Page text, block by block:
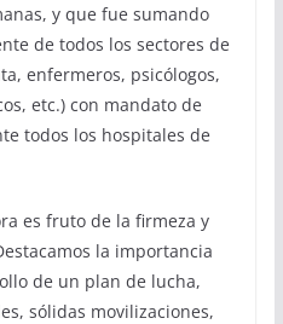
y que fue sumando
de todos los sectores de
enfermeros, psicólogos,
etc.) con mandato de
todos los hospitales de
es fruto de la firmeza y
la importancia
de un plan de lucha,
sólidas movilizaciones,